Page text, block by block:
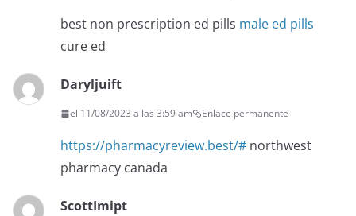
best non prescription ed pills male ed pills
cure ed
Daryljuift
el 11/08/2023 a las 3:59 am Enlace permanente
https://pharmacyreview.best/# northwest
pharmacy canada
ScottImipt